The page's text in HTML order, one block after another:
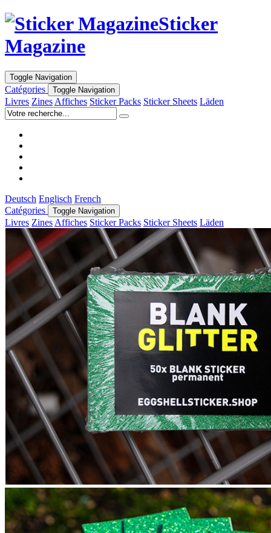
Sticker
Magazine
Toggle Navigation
Catégories Toggle Navigation
Livres Zines Affiches Sticker Packs Sticker Sheets Läden
Deutsch Englisch French
Catégories
Toggle Navigation
Livres Zines Affiches Sticker Packs Sticker Sheets Läden